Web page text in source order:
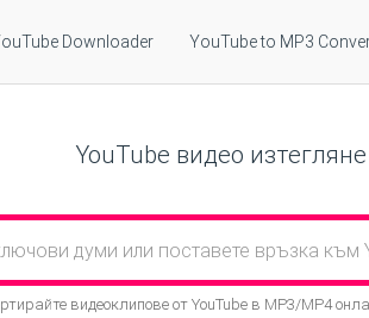
Downloader YouTube to MP3
YouTube видео изтегляне
видеоклипове от YouTube в MP3/MP4